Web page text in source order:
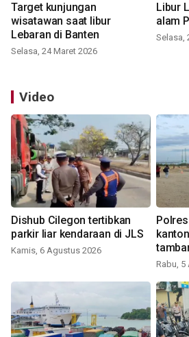
Target kunjungan
wisatawan saat libur
Lebaran di Banten
Selasa, 24 Maret 2026
Libur
alam
Selasa,
Video
Dishub Cilegon tertibkan
parkir liar kendaraan di JLS
Kamis, 6 Agustus 2026
Rabu, 5